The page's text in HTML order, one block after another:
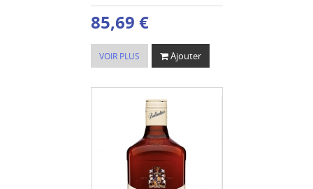
85,69 €
VOIR PLUS Ajouter